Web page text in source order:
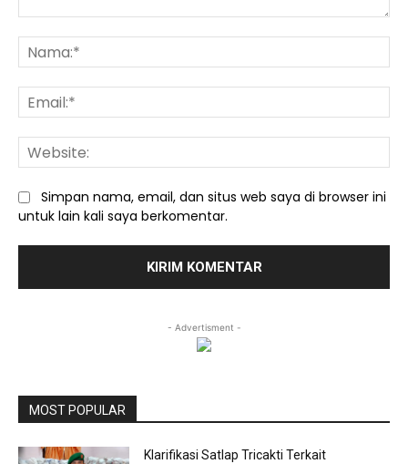
Simpan nama, email, dan situs web saya di browser ini
untuk lain kali saya berkomentar.
- Advertisment -
MOST POPULAR
Klarifikasi Satlap Tricakti Terkait